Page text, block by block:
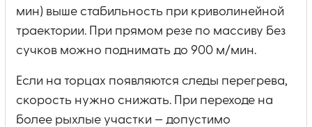
мин) выше стабильность при криволинейной
траектории. При прямом резе по массиву без
сучков можно поднимать до 900 м/мин.
Если на торцах появляются следы перегрева,
скорость нужно снижать. При переходе на
более рыхлые участки — допустимо